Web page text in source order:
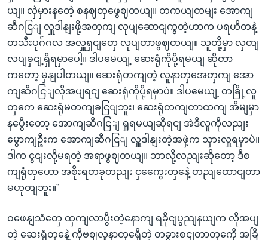
ယျ။ လှဲမှားနတေဲ့ စနဈတှဖွေဈတယျ။ တကယျတမျး အောကျ
ဆီဂငြျ လှူဒါနျးဖို့အတှကျ လုပျဆောငျကွတဲ့ဟာက ပရဟိတနဲ့
တသီးပုဂ်ဂလ အလှူရှငျတှေ လုပျတာဖွဈတယျ။ သူတို့မှာ လှတျ
လပျခှငျ့ရှိရမှာပေါ့။ ဒါပမေယျ့ ဆေးရုံကိုပို့ရမယျ ဆိုတာ
ကတော့ မှနျပါတယျ။ ဆေးရုံတကျတဲ့ လူနာတှအေတှကျ အော
ကျဆီဂငြျလိုအပျရငျ ဆေးရုံကိုပို့ရမှာပဲ။ ဒါပမေယျ့ တခြို့လူ
တှကေ ဆေးရုံမတကျခငြျဘူး၊ ဆေးရုံတကျတာထကျ အိမျမှာ
နပွေီးတော့ အောကျဆီဂငြျ ရှူရမယျဆိုရငျ အဲဒီလူကိုလညျး
မွောကျဦးက အောကျဆီဂငြျ လှူဒါနျးတဲ့အဖှဲ့က သှားလှူရမှာပဲ။
ဒါက ငွငျးလို့မရတဲ့ အရာဖွဈတယျ။ ဘာလို့လညျးဆိုတော့ ဒီစ
ကျရုံတှဟော အစိုးရတခုတညျး ငှကွေေးတှနေဲ့ တညျထောငျတာ
မဟုတျဘူး။”
ဝဖေနျသံတှေ ထှကျလာပွီးတဲ့နောကျ ရခိုငျပွညျနယျက လိုအပျ
တဲ့ ဆေးရုံတှနေဲ့ ကိုဗဈလူနာတှရှေိတဲ့ တခွားစငျတာတှကေို အခြိ